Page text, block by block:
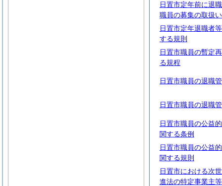
日置市定年前に退
職員の募集の取扱
日置市定年退職者
する規則
日置市職員の暫定
る規程
日置市職員の退職
日置市職員の退職
日置市職員の公益
関する条例
日置市職員の公益
関する規則
日置市における次
進法の特定事業主